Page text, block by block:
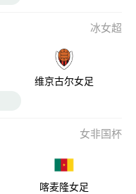
冰女超
维京古尔女足
女非国杯
喀麦隆女足